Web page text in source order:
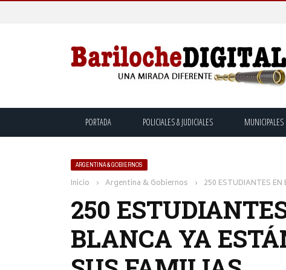
PORTADA POLICIALES & JUDICIALES MUNICIPALES
ARGENTINA & GOBIERNOS
Inicio › Argentina & Gobiernos › 250 ESTUDIANTES
250
BLANCA YA